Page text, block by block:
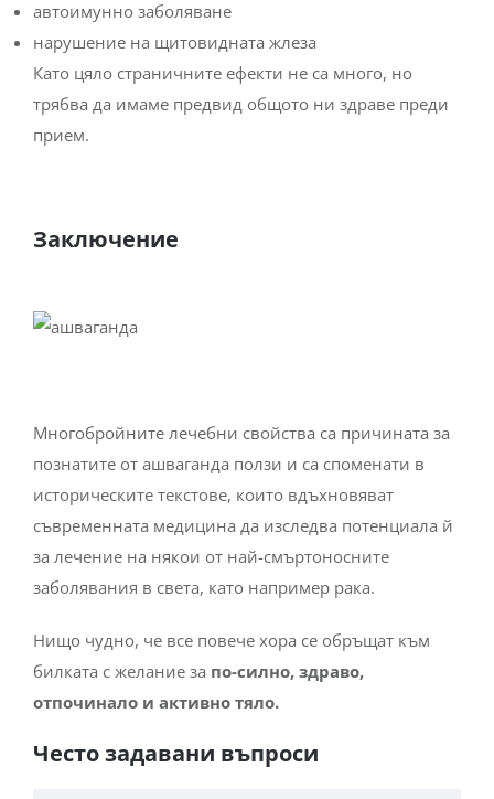
нарушение на щитовидната жлеза
Като цяло страничните ефекти не са много, но
трябва да имаме предвид общото ни здраве преди
прием.
познатите от ашваганда ползи и са споменати в
историческите текстове, които вдъхновяват
съвременната медицина да изследва потенциала й
за лечение на някои от най-смъртоносните
заболявания в света, като например рака.
билката с желание запо-силно, здраво,
отпочинало и активно тяло.